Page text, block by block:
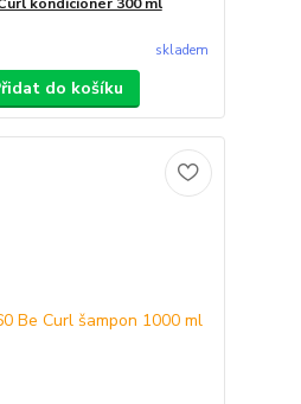
skladem
do košíku